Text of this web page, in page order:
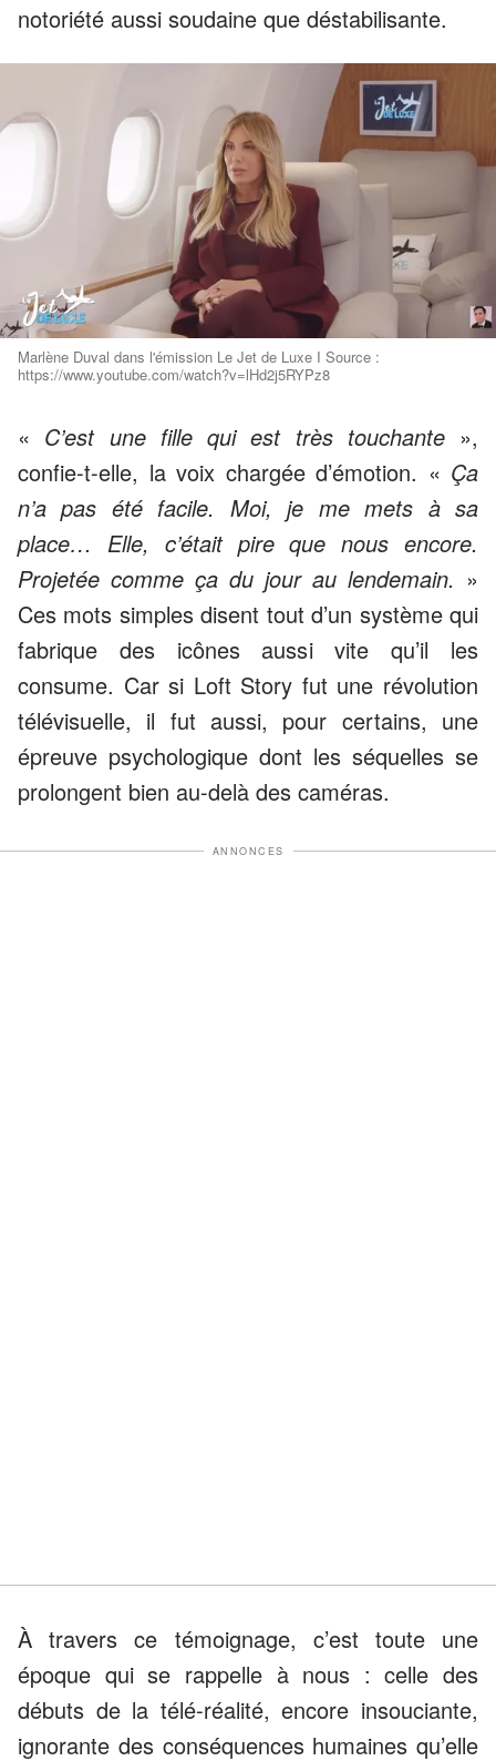
notoriété aussi soudaine que déstabilisante.
Marlène Duval dans l'émission Le Jet de Luxe I Source :
https://www.youtube.com/watch?v=lHd2j5RYPz8
« C’est une fille qui est très touchante»,
confie-t-elle, la voix chargée d’émotion. « Ça
n’a pas été facile. Moi, je me mets à sa
place… Elle, c’était pire que nous encore.
Projetée comme ça du jour au lendemain. »
Ces mots simples disent tout d’un système qui
fabrique des icônes aussi vite qu’il les
consume. Car si Loft Story fut une révolution
télévisuelle, il fut aussi, pour certains, une
épreuve psychologique dont les séquelles se
prolongent bien au-delà des caméras.
ANNONCES
À travers ce témoignage, c’est toute une
époque qui se rappelle à nous : celle des
débuts de la télé-réalité, encore insouciante,
ignorante des conséquences humaines qu’elle